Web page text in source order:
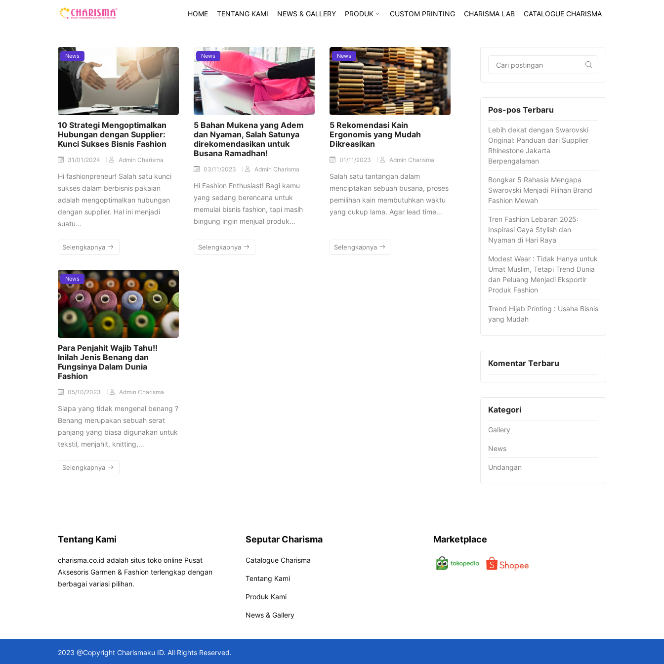
HOME TENTANG KAMI NEWS & GALLERY PRODUK CUSTOM PRINTING CHARISMA LAB CATALOGUE CHARISMA
News
10 Strategi Mengoptimalkan
Hubungan dengan Supplier:
Kunci Sukses Bisnis Fashion
31/01/2024 Admin Charisma
Hi fashionpreneur! Salah satu kunci
sukses dalam berbisnis pakaian
adalah mengoptimalkan hubungan
dengan supplier. Hal ini menjadi
suatu…
Selengkapnya
News
5 Bahan Mukena yang Adem
dan Nyaman, Salah Satunya
direkomendasikan untuk
Busana Ramadhan!
03/11/2023 Admin Charisma
Hi Fashion Enthusiast! Bagi kamu
yang sedang berencana untuk
memulai bisnis fashion, tapi masih
bingung ingin menjual produk…
Selengkapnya
News
5 Rekomendasi Kain
Ergonomis yang Mudah
Dikreasikan
01/11/2023 Admin Charisma
Salah satu tantangan dalam
menciptakan sebuah busana, proses
pemilihan kain membutuhkan waktu
yang cukup lama. Agar lead time…
Selengkapnya
News
Para Penjahit Wajib Tahu!!
Inilah Jenis Benang dan
Fungsinya Dalam Dunia
Fashion
05/10/2023 Admin Charisma
Siapa yang tidak mengenal benang ?
Benang merupakan sebuah serat
panjang yang biasa digunakan untuk
tekstil, menjahit, knitting,…
Selengkapnya
Pos-pos Terbaru
Lebih dekat dengan Swarovski
Original: Panduan dari Supplier
Rhinestone Jakarta
Berpengalaman
Bongkar 5 Rahasia Mengapa
Swarovski Menjadi Pilihan Brand
Fashion Mewah
Tren Fashion Lebaran 2025:
Inspirasi Gaya Stylish dan
Nyaman di Hari Raya
Modest Wear : Tidak Hanya untuk
Umat Muslim, Tetapi Trend Dunia
dan Peluang Menjadi Eksportir
Produk Fashion
Trend Hijab Printing : Usaha Bisnis
yang Mudah
Komentar Terbaru
Kategori
Gallery
News
Undangan
Tentang Kami
charisma.co.id adalah situs toko online Pusat
Aksesoris Garmen & Fashion terlengkap dengan
berbagai variasi pilihan.
Seputar Charisma
Catalogue Charisma
Tentang Kami
Produk Kami
News & Gallery
Marketplace
2023 @Copyright Charismaku ID. All Rights Reserved.